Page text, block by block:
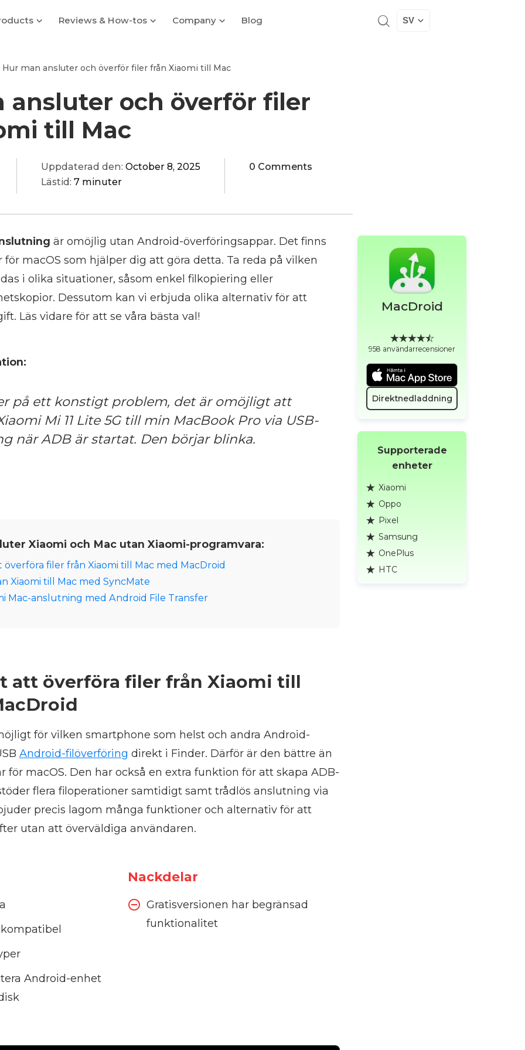
Reviews & How-tos Company Blog SV
Hur man ansluter och överför filer från Xiaomi till Mac
ansluter och överför filer
till Mac
Uppdaterad den: October 8, 2025
Lästid: 7 minuter
0 Comments
är omöjlig utan Android-överföringsappar. Det finns
macOS som hjälper dig att göra detta. Ta reda på vilken
i olika situationer, såsom enkel filkopiering eller
Dessutom kan vi erbjuda olika alternativ för att
Läs vidare för att se våra bästa val!
på ett konstigt problem, det är omöjligt att
Mi 11 Lite 5G till min MacBook Pro via USB-
när ADB är startat. Den börjar blinka.
Xiaomi och Mac utan Xiaomi-programvara:
filer från Xiaomi till Mac med MacDroid
Xiaomi till Mac med SyncMate
Mac-anslutning med Android File Transfer
att överföra filer från Xiaomi till
för vilken smartphone som helst och andra Android-
Android-filöverföring direkt i Finder. Därför är den bättre än
för macOS. Den har också en extra funktion för att skapa ADB-
flera filoperationer samtidigt samt trådlös anslutning via
precis lagom många funktioner och alternativ för att
utan att överväldiga användaren.
Android-enhet
Nackdelar
Gratisversionen har begränsad
funktionalitet
MacDroid
958 användarrecensioner
Direktnedladdning
Supporterade
enheter
Xiaomi
Oppo
Pixel
Samsung
OnePlus
HTC